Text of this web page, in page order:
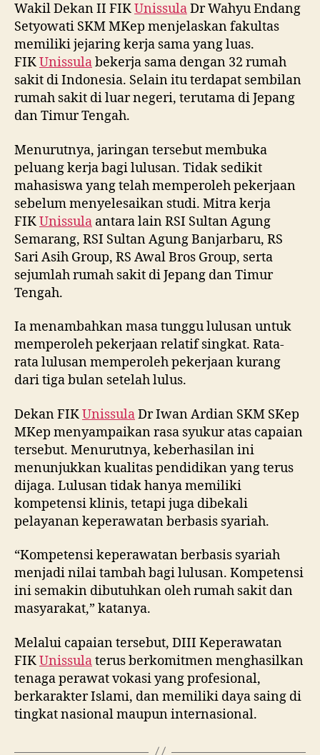
Wakil Dekan II FIKUnissulaDr Wahyu Endang
Setyowati SKM MKep menjelaskan fakultas
memiliki jejaring kerja sama yang luas.
FIKUnissulabekerja sama dengan 32 rumah
sakit di Indonesia. Selain itu terdapat sembilan
rumah sakit di luar negeri, terutama di Jepang
dan Timur Tengah.
Menurutnya, jaringan tersebut membuka
peluang kerja bagi lulusan. Tidak sedikit
mahasiswa yang telah memperoleh pekerjaan
sebelum menyelesaikan studi. Mitra kerja
FIKUnissula antara lain RSI Sultan Agung
Semarang, RSI Sultan Agung Banjarbaru, RS
Sari Asih Group, RS Awal Bros Group, serta
sejumlah rumah sakit di Jepang dan Timur
Tengah.
Ia menambahkan masa tunggu lulusan untuk
memperoleh pekerjaan relatif singkat. Rata-
rata lulusan memperoleh pekerjaan kurang
dari tiga bulan setelah lulus.
Dekan FIKUnissulaDr Iwan Ardian SKM SKep
MKep menyampaikan rasa syukur atas capaian
tersebut. Menurutnya, keberhasilan ini
menunjukkan kualitas pendidikan yang terus
dijaga. Lulusan tidak hanya memiliki
kompetensi klinis, tetapi juga dibekali
pelayanan keperawatan berbasis syariah.
“Kompetensi keperawatan berbasis syariah
menjadi nilai tambah bagi lulusan. Kompetensi
ini semakin dibutuhkan oleh rumah sakit dan
masyarakat,” katanya.
Melalui capaian tersebut, DIII Keperawatan
FIKUnissulaterus berkomitmen menghasilkan
tenaga perawat vokasi yang profesional,
berkarakter Islami, dan memiliki daya saing di
tingkat nasional maupun internasional.